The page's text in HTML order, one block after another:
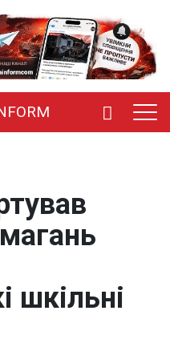
шкільні